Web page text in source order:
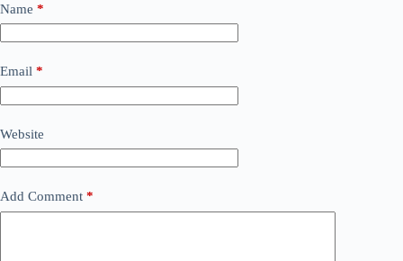
Name *
Email *
Website
Add Comment *